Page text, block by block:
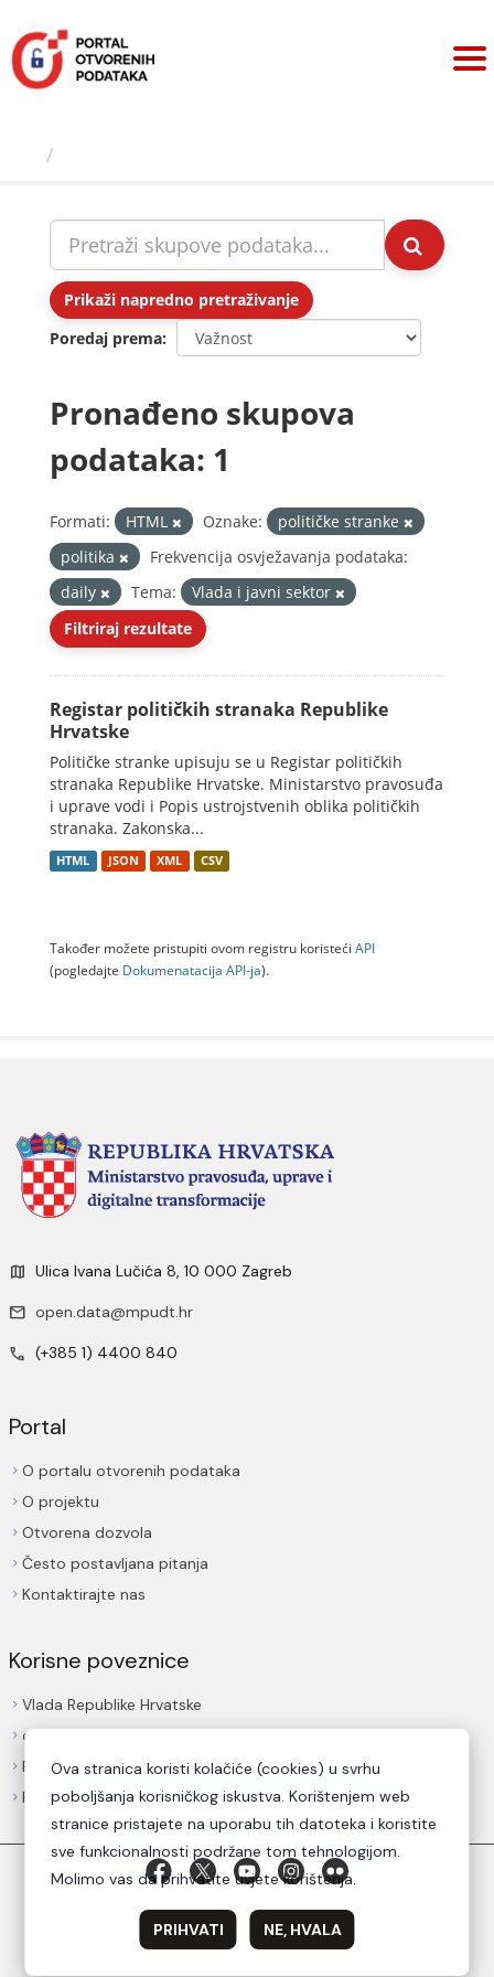
sadržaj
Prikaži napredno pretraživanje
Poredaj prema
Pronađeno skupova
podataka: 1
Formati: HTML Oznake:
političke stranke
politika
Frekvencija osvježavanja podataka:
daily
Tema:
Vlada i javni sektor
Filtriraj rezultate
Registar političkih stranaka Republike
Hrvatske
Političke stranke upisuju se u Registar političkih
stranaka Republike Hrvatske. Ministarstvo pravosuđa
i uprave vodi i Popis ustrojstvenih oblika političkih
stranaka. Zakonska...
HTML JSON XML CSV
Također možete pristupiti ovom registru koristeći API
(pogledajte Dokumenаtаcijа API-jа).